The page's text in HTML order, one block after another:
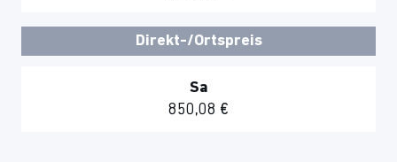
Direkt-/Ortspreis
Sa
850,08 €